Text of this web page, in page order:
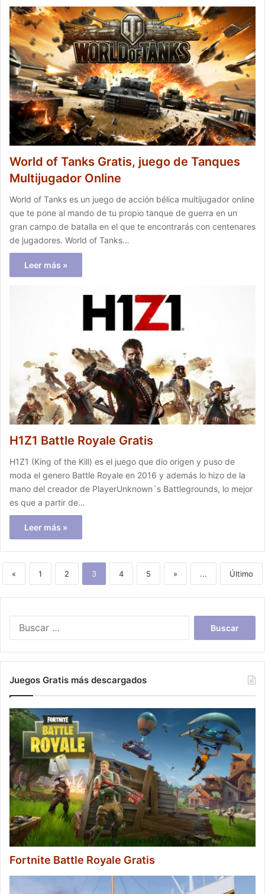
World of Tanks Gratis, juego de Tanques
Multijugador Online
World of Tanks es un juego de acción bélica multijugador online
que te pone al mando de tu propio tanque de guerra en un
gran campo de batalla en el que te encontrarás con centenares
de jugadores. World of Tanks…
Leer más »
H1Z1 Battle Royale Gratis
H1Z1 (King of the Kill) es el juego que dio origen y puso de
moda el genero Battle Royale en 2016 y además lo hizo de la
mano del creador de PlayerUnknown´s Battlegrounds, lo mejor
es que a partir de…
Leer más »
« 1 2 3 4 5 » ... Último
Juegos Gratis más descargados
Fortnite Battle Royale Gratis